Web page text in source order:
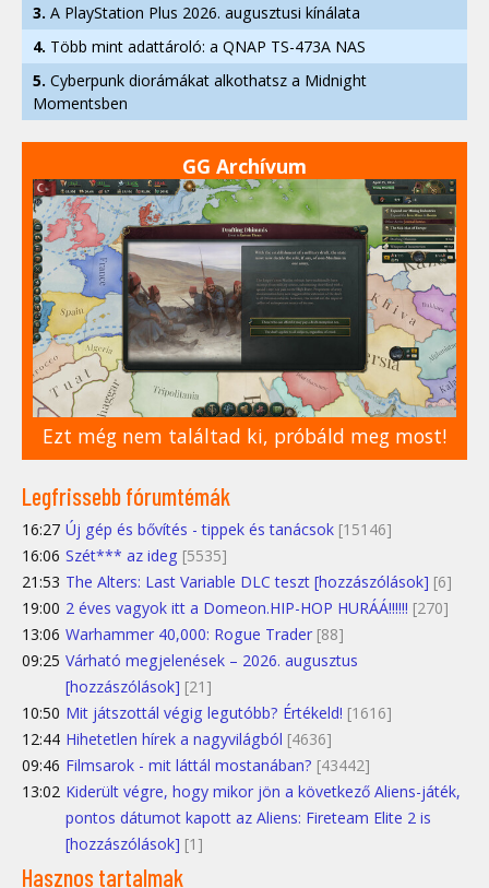
3. A PlayStation Plus 2026. augusztusi kínálata
4. Több mint adattároló: a QNAP TS-473A NAS
5. Cyberpunk diorámákat alkothatsz a Midnight
Momentsben
GG Archívum
Ezt még nem találtad ki, próbáld meg most!
Legfrissebb fórumtémák
16:27 Új gép és bővítés - tippek és tanácsok [15146]
16:06 Szét*** az ideg [5535]
21:53 The Alters: Last Variable DLC teszt [hozzászólások] [6]
19:00 2 éves vagyok itt a Domeon.HIP-HOP HURÁÁ!!!!!! [270]
13:06 Warhammer 40,000: Rogue Trader [88]
09:25 Várható megjelenések – 2026. augusztus
[hozzászólások] [21]
10:50 Mit játszottál végig legutóbb? Értékeld! [1616]
12:44 Hihetetlen hírek a nagyvilágból [4636]
09:46 Filmsarok - mit láttál mostanában? [43442]
13:02 Kiderült végre, hogy mikor jön a következő Aliens-játék,
pontos dátumot kapott az Aliens: Fireteam Elite 2 is
[hozzászólások] [1]
Hasznos tartalmak